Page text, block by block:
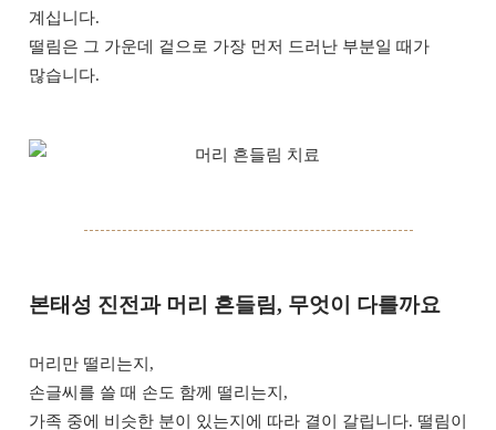
계십니다.
떨림은 그 가운데 겉으로 가장 먼저 드러난 부분일 때가
많습니다.
본태성 진전과 머리 흔들림, 무엇이 다를까요
머리만 떨리는지,
손글씨를 쓸 때 손도 함께 떨리는지,
가족 중에 비슷한 분이 있는지에 따라 결이 갈립니다. 떨림이